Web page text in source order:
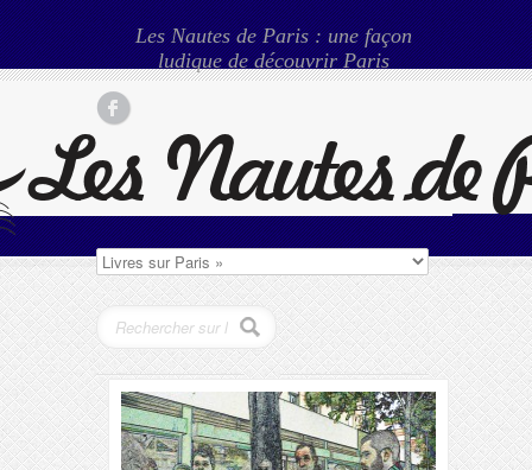
Les Nautes de Paris : une façon
ludique de découvrir Paris